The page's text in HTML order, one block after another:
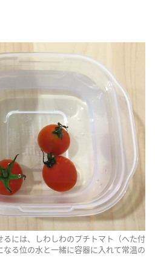
には、しわしわのプチトマト（へた付
る位の水と一緒に容器に入れて常温の